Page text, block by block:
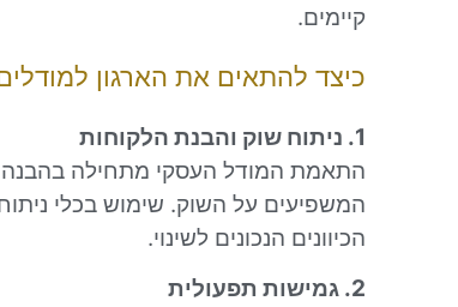
קיימים.
כיצד להתאים את הארגון
1. ניתוח שוק והבנת הלקוחות
התאמת המודל העסקי מתחילה בהבנה
המשפיעים על השוק. שימוש בכלי
הכיוונים הנכונים לשינוי.
2. גמישות תפעולית